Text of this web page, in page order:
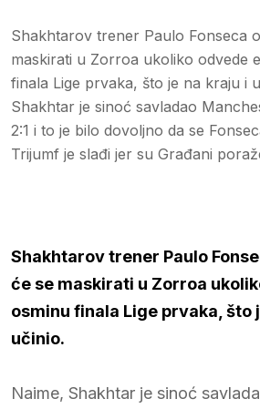
Shakhtarov trener Paulo Fonseca
maskirati u Zorroa ukoliko odvede
finala Lige prvaka, što je na kraju i
Shakhtar je sinoć savladao
2:1 i to je bilo dovoljno da se
Trijumf je slađi jer su Građani
Shakhtarov trener Paulo
će se maskirati u Zorroa
osminu finala Lige prvaka, što
učinio.
Naime, Shakhtar je sinoć